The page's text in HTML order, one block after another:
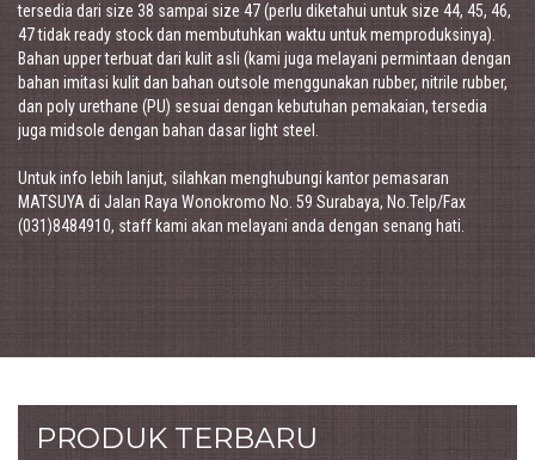
tersedia dari size 38 sampai size 47 (perlu diketahui untuk size 44, 45, 46,
47 tidak ready stock dan membutuhkan waktu untuk memproduksinya).
Bahan upper terbuat dari kulit asli (kami juga melayani permintaan dengan
bahan imitasi kulit dan bahan outsole menggunakan rubber, nitrile rubber,
dan poly urethane (PU) sesuai dengan kebutuhan pemakaian, tersedia
juga midsole dengan bahan dasar light steel.
Untuk info lebih lanjut, silahkan menghubungi kantor pemasaran
MATSUYA di Jalan Raya Wonokromo No. 59 Surabaya, No.Telp/Fax
(031)8484910, staff kami akan melayani anda dengan senang hati.
PRODUK TERBARU